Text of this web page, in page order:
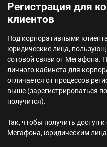
Регистрация для
клиентов
Под корпоративными
юридические лица,
сотовой связи от Мегафона.
личного кабинета для
отличается от процессов
выше (зарегистрироваться
получится).
Так, чтобы получить доступ к
Мегафона, юридическим